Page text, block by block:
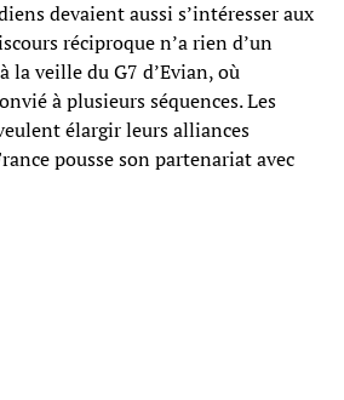
devaient aussi s’intéresser aux
réciproque n’a rien d’un
la veille du G7 d’Evian, où
à plusieurs séquences. Les
élargir leurs alliances
pousse son partenariat avec